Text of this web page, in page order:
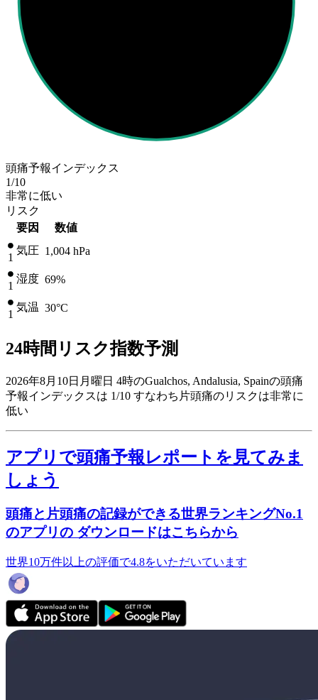
頭痛予報インデックス
1/10
非常に低い
リスク
要因
数値
1
気圧 1,004 hPa
1
湿度 69%
1
気温 30°C
24時間リスク指数予測
2026年8月10日月曜日 4時のGualchos, Andalusia, Spainの頭痛
予報インデックスは 1/10 すなわち片頭痛のリスクは非常に
低い
アプリで頭痛予報レポートを見てみま
しょう
頭痛と片頭痛の記録ができる世界ランキングNo.1
のアプリの ダウンロードはこちらから
世界10万件以上の評価で4.8をいただいています